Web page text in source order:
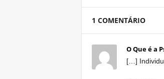
1 COMENTÁRIO
O Que é a
[…]